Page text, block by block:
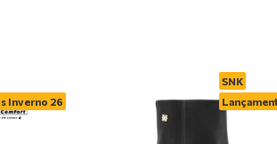
Inverno 26
SNK